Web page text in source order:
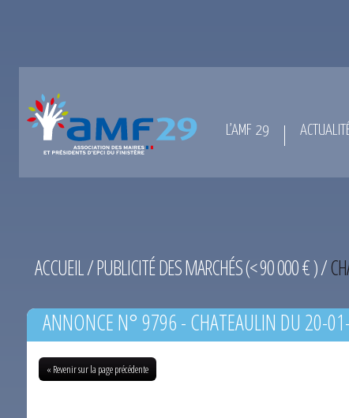
L’AMF 29
ACCUEIL/PUBLICITÉ DES MARCHÉS (< 90 000 € )/
ANNONCE N° 9796 - CHATEAULIN DU 20-
« Revenir sur la page précédente